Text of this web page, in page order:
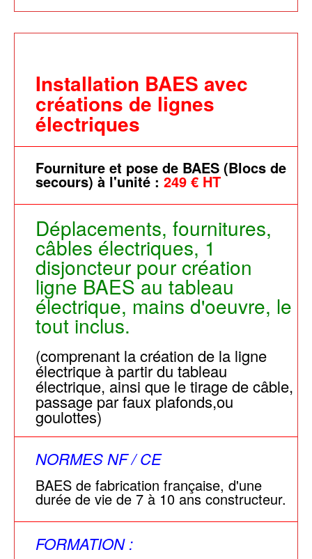
Installation BAES avec
créations de lignes
électriques
Fourniture et pose de BAES (Blocs de
secours) à l'unité : 249 € HT
Déplacements, fournitures,
câbles électriques, 1
disjoncteur pour création
ligne BAES au tableau
électrique, mains d'oeuvre, le
tout inclus.
(comprenant la création de la ligne
électrique à partir du tableau
électrique, ainsi que le tirage de câble,
passage par faux plafonds,ou
goulottes)
NORMES NF / CE
BAES de fabrication française, d'une
durée de vie de 7 à 10 ans constructeur.
FORMATION :